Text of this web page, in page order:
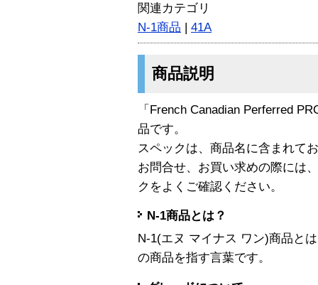
関連カテゴリ
N-1商品 | 41A
商品説明
「French Canadian Perferred
品です。
スペックは、商品名に含まれて
お問合せ、お買い求めの際には
クをよくご確認ください。
N-1商品とは？
N-1(エヌ マイナス ワン)商品と
の商品を指す言葉です。